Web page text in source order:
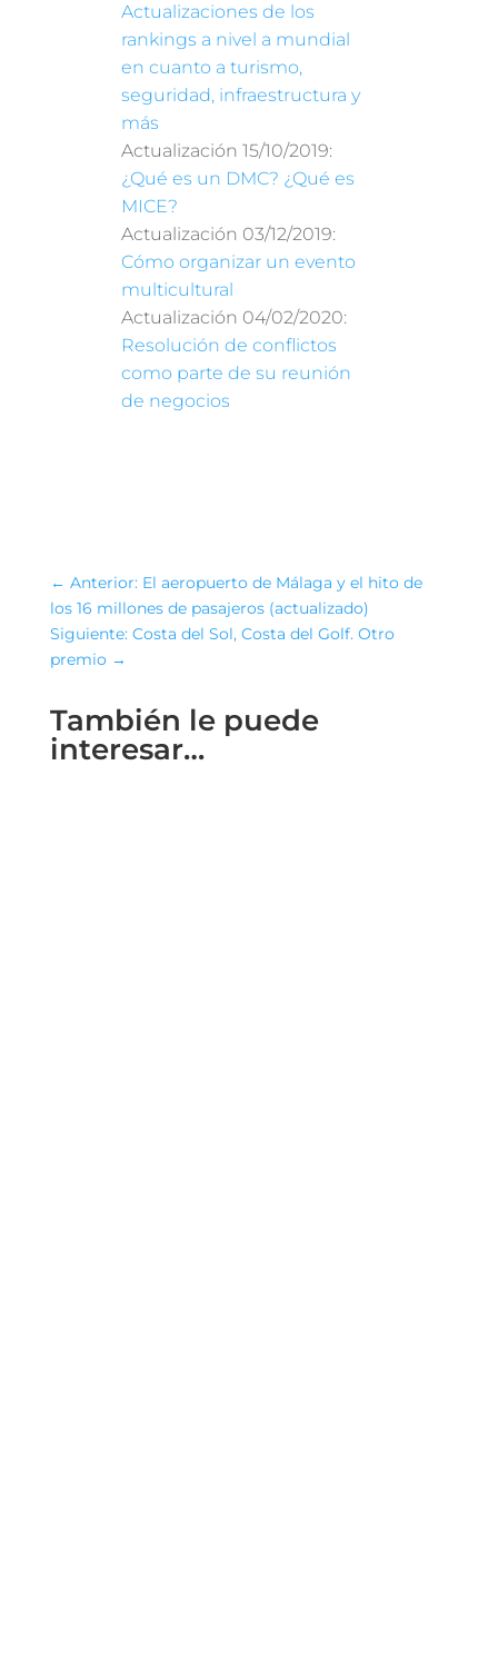
Actualizaciones de los
rankings a nivel a mundial
en cuanto a turismo,
seguridad, infraestructura y
más
Actualización 15/10/2019:
¿Qué es un DMC? ¿Qué es
MICE?
Actualización 03/12/2019:
Cómo organizar un evento
multicultural
Actualización 04/02/2020:
Resolución de conflictos
como parte de su reunión
de negocios
← Anterior: El aeropuerto de Málaga y el hito de
los 16 millones de pasajeros (actualizado)
Siguiente: Costa del Sol, Costa del Golf. Otro
premio →
También le puede
interesar…